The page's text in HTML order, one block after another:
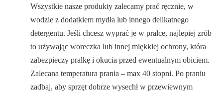
Wszystkie nasze produkty zalecamy prać ręcznie, w
wodzie z dodatkiem mydła lub innego delikatnego
detergentu. Jeśli chcesz wyprać je w pralce, najlepiej zrób
to używając woreczka lub innej miękkiej ochrony, która
zabezpieczy pralkę i okucia przed ewentualnym obiciem.
Zalecana temperatura prania – max 40 stopni. Po praniu
zadbaj, aby sprzęt dobrze wysechł w przewiewnym